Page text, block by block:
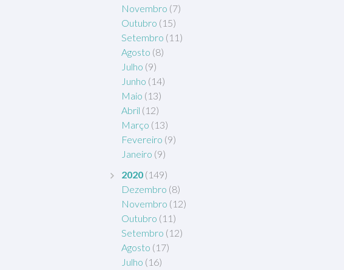
Novembro (7)
Outubro (15)
Setembro (11)
Agosto (8)
Julho (9)
Junho (14)
Maio (13)
Abril (12)
Março (13)
Fevereiro (9)
Janeiro (9)
2020 (149)
Dezembro (8)
Novembro (12)
Outubro (11)
Setembro (12)
Agosto (17)
Julho (16)